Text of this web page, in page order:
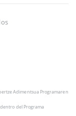
Adimentsua Programaren
del Programa